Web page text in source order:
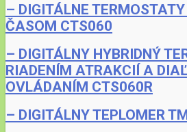
– DIGITÁLNE
ČASOM CTS060
– DIGITÁLNY HYBRIDNÝ
RIADENÍM ATRAKCIÍ A
OVLÁDANÍM CTS060R
– DIGITÁLNY TEPLOMER